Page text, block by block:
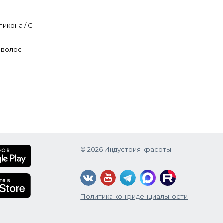
/ С
волос
© 2026 Индустрия красоты.
.
Политика конфиденциальности